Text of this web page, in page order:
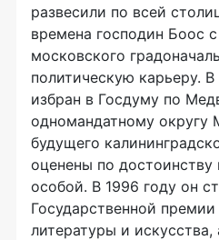
развесили по всей
времена господин Боос
московского
политическую карьеру.
избран в Госдуму по
одномандатному округу
будущего
оценены по
особой. В 1996 году он
Государственной
литературы и искусства,